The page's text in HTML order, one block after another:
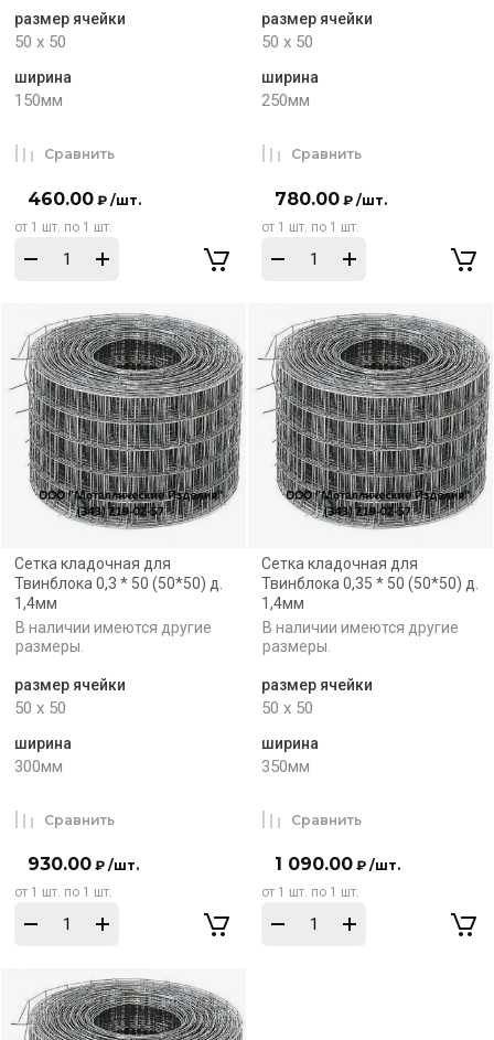
размер ячейки
50 х 50
ширина
150мм
460.00 ₽ /шт.
от 1 шт. по 1 шт.
Сравнить
размер ячейки
50 х 50
ширина
250мм
780.00 ₽ /шт.
от 1 шт. по 1 шт.
Сравнить
Сетка кладочная для
Твинблока 0,3 * 50 (50*50) д.
1,4мм
В наличии имеются другие
размеры.
размер ячейки
50 х 50
ширина
300мм
930.00 ₽ /шт.
от 1 шт. по 1 шт.
Сравнить
Сетка кладочная для
Твинблока 0,35 * 50 (50*50) д.
1,4мм
В наличии имеются другие
размеры.
размер ячейки
50 х 50
ширина
350мм
1 090.00 ₽ /шт.
от 1 шт. по 1 шт.
Сравнить